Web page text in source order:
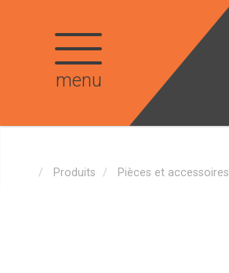
menu
Produits Pièces et accessoires